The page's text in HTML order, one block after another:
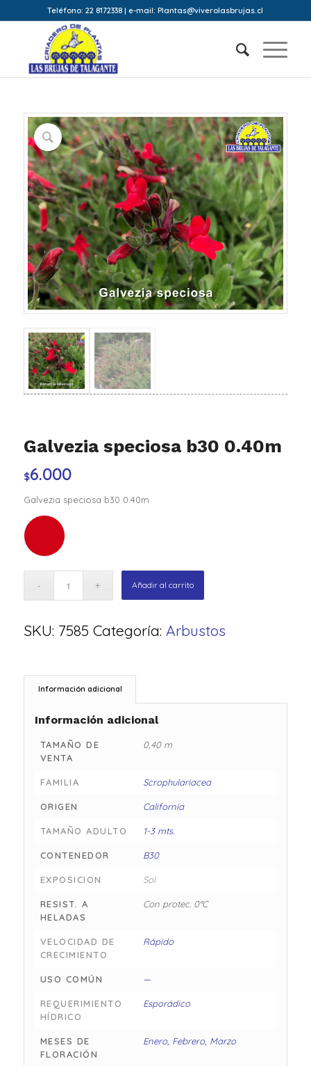
Teléfono: 22 8172338 | e-mail: Plantas@viverolasbrujas.cl
Galvezia speciosa b30 0.40m
$6.000
Galvezia speciosa b30 0.40m
Añadir al carrito
SKU: 7585 Categoría: Arbustos
Información adicional
Información adicional
TAMAÑO DE
VENTA
0,40 m
FAMILIA Scrophulariacea
ORIGEN California
TAMAÑO ADULTO 1-3 mts.
CONTENEDOR B30
EXPOSICION Sol
RESIST. A
HELADAS
Con protec. 0°C
VELOCIDAD DE
CRECIMIENTO
Rápido
USO COMÚN —
REQUERIMIENTO
HÍDRICO
Esporádico
MESES DE
FLORACIÓN
Enero, Febrero, Marzo